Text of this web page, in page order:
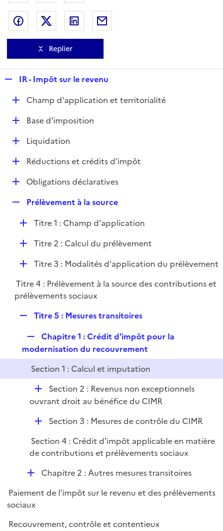
Partager sur Facebook
Partager sur Twitter
Partager sur LinkedIn
Replier
p
l
i
e
IR - Impôt sur le revenu
DChamp d'application et territorialité
DBase d'imposition
DLiquidation
D
e
Réductions et crédits d'impôt
D
l
i
e
Obligations déclaratives
p
l
i
e
Prélèvement à la source
D
e
r
Titre 1 : Champ d'application
D
i
e
Titre 2 : Calcul du prélèvement
D
p
l
r
Titre 3 : Modalités d'application du prélèvement
Titre 4 : Prélèvement à la source des contributions et
prélèvements sociaux
p
l
i
e
Titre 5 : Mesures transitoires
e
p
l
i
e
r
Chapitre 1 : Crédit d'impôt pour la
modernisation du recouvrement
Section 1 : Calcul et imputation
D
é
i
e
r
Section 2 : Revenus non exceptionnels
ouvrant droit au bénéfice du CIMR
D
p
l
i
r
Section 3 : Mesures de contrôle du CIMR
Section 4 : Crédit d'impôt applicable en matière
de contributions et prélèvements sociaux
D
p
i
Chapitre 2 : Autres mesures transitoires
Paiement de l'impôt sur le revenu et des prélèvements
sociaux
Recouvrement, contrôle et contentieux